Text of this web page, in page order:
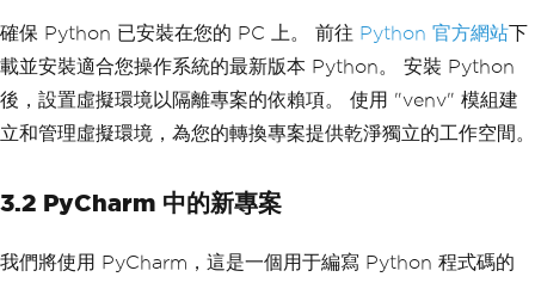
確保 Python 已安裝在您的 PC 上。 前往 Python 官方網站下
載並安裝適合您操作系統的最新版本 Python。 安裝 Python
後，設置虛擬環境以隔離專案的依賴項。 使用 "venv" 模組建
立和管理虛擬環境，為您的轉換專案提供乾淨獨立的工作空間。
3.2 PyCharm 中的新專案
我們將使用 PyCharm，這是一個用于編寫 Python 程式碼的